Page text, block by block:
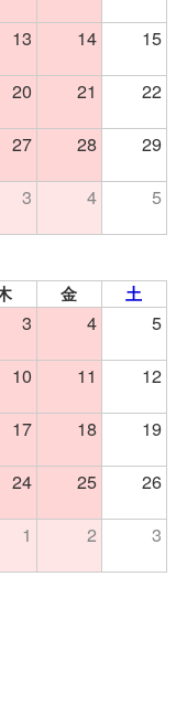
13 14
15
20 21
22
27 28
29
3 4 5
金 土
3 4
5
10 11
12
17 18
19
24 25
26
1 2 3